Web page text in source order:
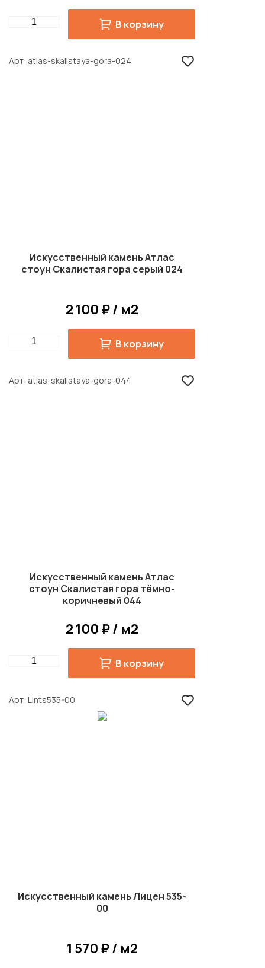
Quantity В корзину
Арт atlas-skalistaya-gora-024
Искусственный камень Атлас
стоун Скалистая гора серый 024
2 100 ₽ / м2
Quantity В корзину
Арт atlas-skalistaya-gora-044
Искусственный камень Атлас
стоун Скалистая гора тёмно-
коричневый 044
2 100 ₽ / м2
Quantity В корзину
Арт Lints535-00
Искусственный камень Лицен 535-
00
1 570 ₽ / м2